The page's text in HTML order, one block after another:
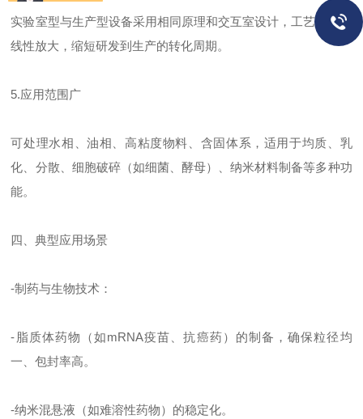
实验室型与生产型设备采用相同原理和交互室设计，工艺参数可
线性放大，缩短研发到生产的转化周期。
5.应用范围广
可处理水相、油相、高粘度物料、含固体系，适用于均质、乳
化、分散、细胞破碎（如细菌、酵母）、纳米材料制备等多种功
能。
四、典型应用场景
-制药与生物技术：
-脂质体药物（如mRNA疫苗、抗癌药）的制备，确保粒径均
一、包封率高。
-纳米混悬液（如难溶性药物）的稳定化。